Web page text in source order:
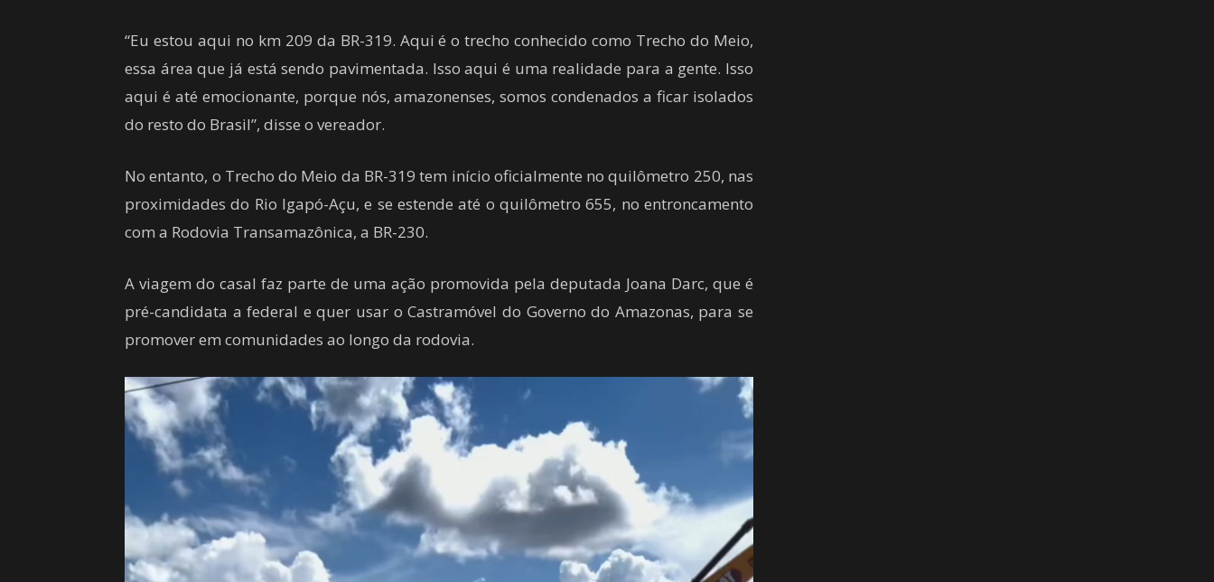
“Eu estou aqui no km 209 da BR-319. Aqui é o trecho conhecido como Trecho do Meio,
essa área que já está sendo pavimentada. Isso aqui é uma realidade para a gente. Isso
aqui é até emocionante, porque nós, amazonenses, somos condenados a ficar isolados
do resto do Brasil”, disse o vereador.
No entanto, o Trecho do Meio da BR-319 tem início oficialmente no quilômetro 250, nas
proximidades do Rio Igapó-Açu, e se estende até o quilômetro 655, no entroncamento
com a Rodovia Transamazônica, a BR-230.
A viagem do casal faz parte de uma ação promovida pela deputada Joana Darc, que é
pré-candidata a federal e quer usar o Castramóvel do Governo do Amazonas, para se
promover em comunidades ao longo da rodovia.
Tocador
de
vídeo